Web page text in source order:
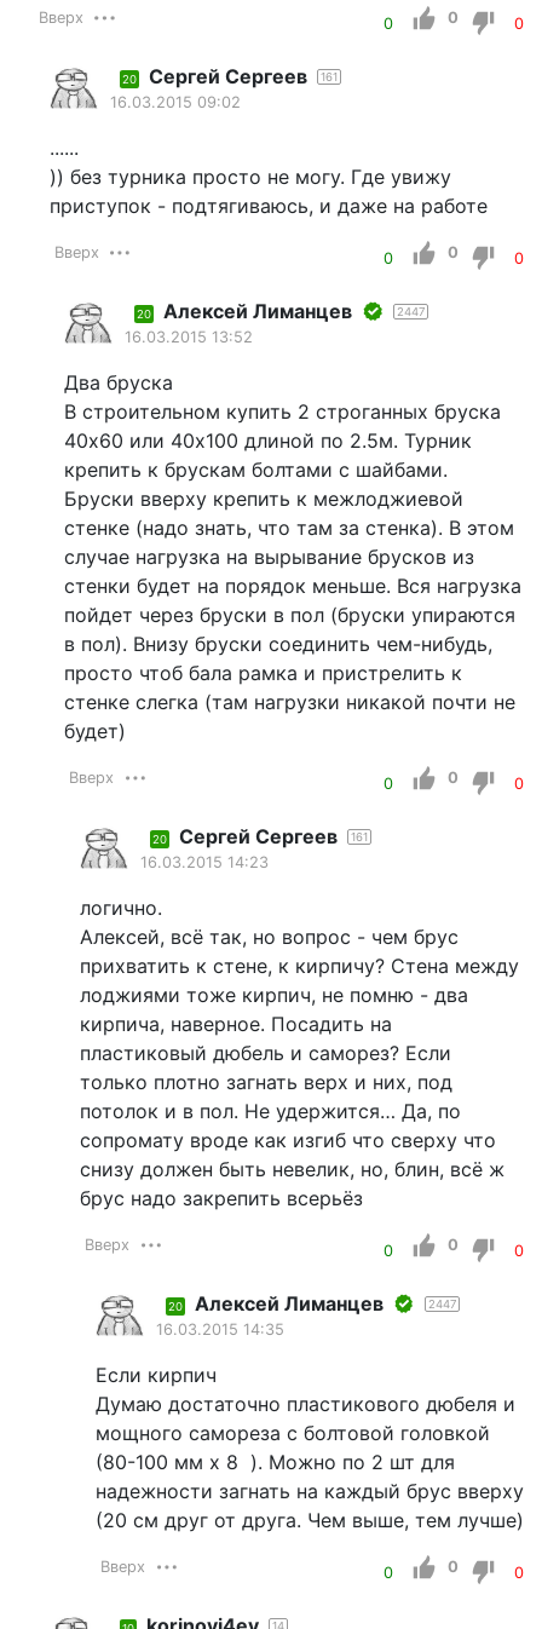
Вверх 0 0 0
20 Сергей Сергеев 161
16.03.2015 09:02
......
)) без турника просто не могу. Где увижу
приступок - подтягиваюсь, и даже на работе
Вверх 0 0 0
20 Алексей Лиманцев 2447
16.03.2015 13:52
Два бруска
В строительном купить 2 строганных бруска
40x60 или 40x100 длиной по 2.5м. Турник
крепить к брускам болтами с шайбами.
Бруски вверху крепить к межлоджиевой
стенке (надо знать, что там за стенка). В этом
случае нагрузка на вырывание брусков из
стенки будет на порядок меньше. Вся нагрузка
пойдет через бруски в пол (бруски упираются
в пол). Внизу бруски соединить чем-нибудь,
просто чтоб бала рамка и пристрелить к
стенке слегка (там нагрузки никакой почти не
будет)
Вверх 0 0 0
20 Сергей Сергеев 161
16.03.2015 14:23
логично.
Алексей, всё так, но вопрос - чем брус
прихватить к стене, к кирпичу? Стена между
лоджиями тоже кирпич, не помню - два
кирпича, наверное. Посадить на
пластиковый дюбель и саморез? Если
только плотно загнать верх и них, под
потолок и в пол. Не удержится… Да, по
сопромату вроде как изгиб что сверху что
снизу должен быть невелик, но, блин, всё ж
брус надо закрепить всерьёз
Вверх 0 0 0
20 Алексей Лиманцев 2447
16.03.2015 14:35
Если кирпич
Думаю достаточно пластикового дюбеля и
мощного самореза с болтовой головкой
(80-100 мм x 8 ). Можно по 2 шт для
надежности загнать на каждый брус вверху
(20 см друг от друга. Чем выше, тем лучше)
Вверх 0 0 0
14